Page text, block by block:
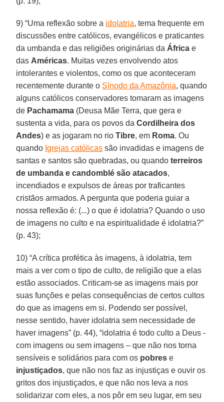
9) “Uma reflexão sobre a idolatria, tema frequente em
discussões entre católicos, evangélicos e praticantes
da umbanda e das religiões originárias da África e
das Américas. Muitas vezes envolvendo atos
intolerantes e violentos, como os que aconteceram
recentemente durante o Sínodo da Amazônia, quando
alguns católicos conservadores tomaram as imagens
de Pachamama (Deusa Mãe Terra, que gera e
sustenta a vida, para os povos daCordilheira dos
Andes) e as jogaram no rioTibre, em Roma. Ou
quando Igrejas católicas são invadidas e imagens de
santas e santos são quebradas, ou quandoterreiros
de umbanda e candomblé são atacados,
incendiados e expulsos de áreas por traficantes
cristãos armados. A pergunta que poderia guiar a
nossa reflexão é: (...) o que é idolatria? Quando o uso
de imagens no culto e na espiritualidade é idolatria?”
(p. 43);
10) “A crítica profética às imagens, à idolatria, tem
mais a ver com o tipo de culto, de religião que a elas
estão associados. Criticam-se as imagens mais por
suas funções e pelas consequências de certos cultos
do que as imagens em si. Podendo ser possível,
nesse sentido, haver idolatria sem necessidade de
haver imagens” (p. 44), “idolatria é todo culto a Deus -
com imagens ou sem imagens – que não nos torna
sensíveis e solidários para com os pobres e
injustiçados, que não nos faz as injustiças e ouvir os
gritos dos injustiçados, e que não nos leva a nos
solidarizar com eles, a nos pôr em seu lugar, em seu